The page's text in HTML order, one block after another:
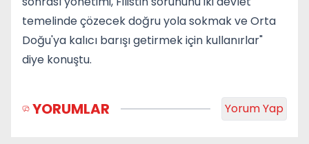
temelinde çözecek doğru yola sokmak ve Orta
Doğu'ya kalıcı barışı getirmek için kullanırlar"
diye konuştu.
YORUMLAR Yorum Yap